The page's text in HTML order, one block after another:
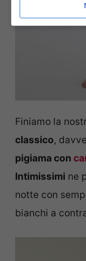
Finiamo la
classico,
pigiama con
Intimissimi ne
notte con
bianchi a